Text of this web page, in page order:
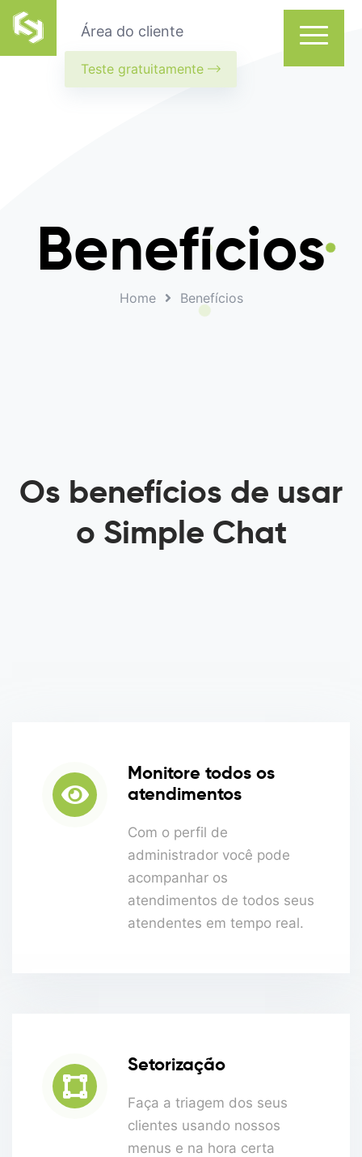
Área do cliente
Teste gratuitamente
Benefícios
Home Benefícios
Os benefícios de usar
o Simple Chat
Monitore todos os
atendimentos
Com o perfil de
administrador você pode
acompanhar os
atendimentos de todos seus
atendentes em tempo real.
Setorização
Faça a triagem dos seus
clientes usando nossos
menus e na hora certa